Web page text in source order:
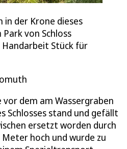
in der Krone dieses
von Schloss
Handarbeit Stück für
dem am Wassergraben
Schlosses stand und gefällt
ersetzt worden durch
hoch und wurde zu